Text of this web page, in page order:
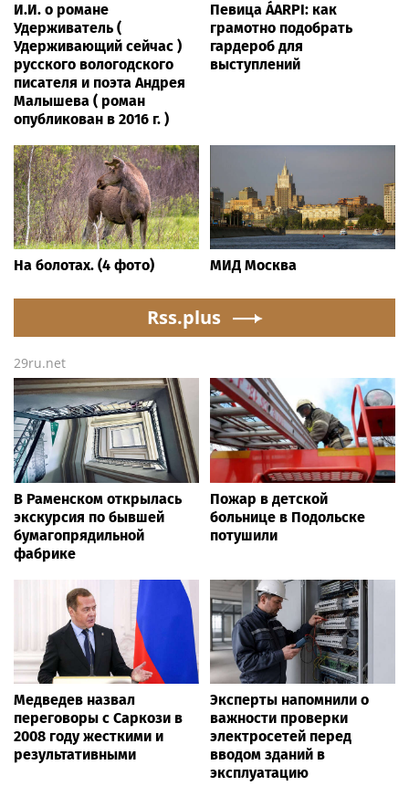
И.И. о романе
Удерживатель (
Удерживающий сейчас )
русского вологодского
писателя и поэта Андрея
Малышева ( роман
опубликован в 2016 г. )
Певица ÁARPI: как
грамотно подобрать
гардероб для
выступлений
На болотах. (4 фото) МИД Москва
Rss.plus
29ru.net
В Раменском открылась
экскурсия по бывшей
бумагопрядильной
фабрике
Пожар в детской
больнице в Подольске
потушили
Медведев назвал
переговоры с Саркози в
2008 году жесткими и
результативными
Эксперты напомнили о
важности проверки
электросетей перед
вводом зданий в
эксплуатацию